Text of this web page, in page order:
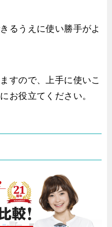
るうえに使い勝手がよ
すので、上手に使いこ
お役立てください。